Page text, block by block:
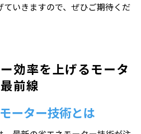
いきますので、ぜひご期待くだ
効率を上げるモータ
前線
ーター技術とは